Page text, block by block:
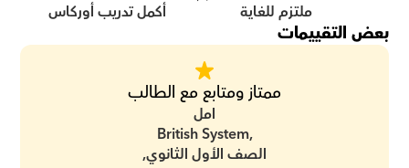
ملتزم للغاية أكمل تدريب أوركاس
بعض التقييمات
ممتاز ومتابع مع الطالب
امل
الصف الأول الثانوي,
British System,